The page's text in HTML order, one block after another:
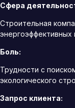
Сфера
Строительная
энергоэффективных
Боль:
Трудности с
экологического
Запрос клиента: